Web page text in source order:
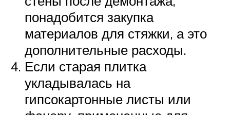
понадобится закупка
материалов для стяжки, а это
дополнительные расходы.
Если старая плитка
укладывалась на
гипсокартонные листы или